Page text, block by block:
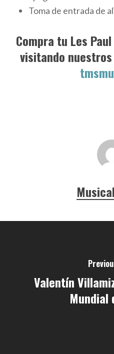
Toma de entrada de
Compra tu Les
visitando nuestros
Valentín
Mundial